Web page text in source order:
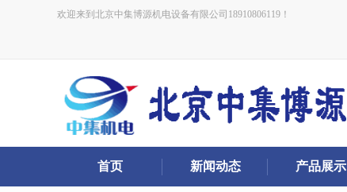
欢迎来到北京中集博源机电设备有限公司18910806119！
首页 新闻动态 产品展示